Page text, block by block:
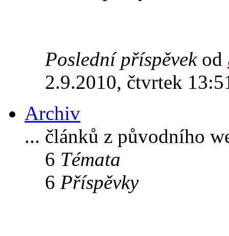
Poslední příspěvekod
2.9.2010, čtvrtek
Archiv
... článků z původního
6 Témata
6 Příspěvky